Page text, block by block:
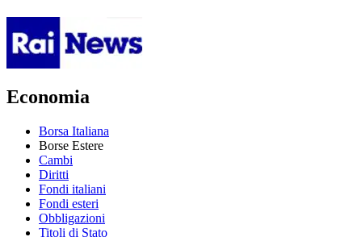
Economia
Borsa Italiana
Borse Estere
Cambi
Diritti
Fondi italiani
Fondi esteri
Obbligazioni
Titoli di Stato